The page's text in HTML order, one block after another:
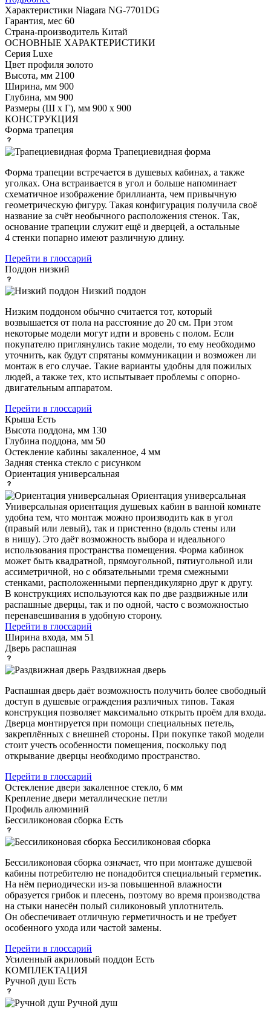
Характеристики Niagara NG-7701DG
Гарантия, мес 60
Страна-производитель Китай
ОСНОВНЫЕ ХАРАКТЕРИСТИКИ
Серия Luxe
Цвет профиля золото
Высота, мм 2100
Ширина, мм 900
Глубина, мм 900
Размеры (Ш х Г), мм 900 х 900
КОНСТРУКЦИЯ
Форма трапеция
Трапециевидная форма
Форма трапеции встречается в душевых кабинах, а также
уголках. Она встраивается в угол и больше напоминает
схематичное изображение бриллианта, чем привычную
геометрическую фигуру. Такая конфигурация получила своё
название за счёт необычного расположения стенок. Так,
основание трапеции служит ещё и дверцей, а остальные
4 стенки попарно имеют различную длину.
Перейти в глоссарий
Поддон низкий
Низкий поддон
Низким поддоном обычно считается тот, который
возвышается от пола на расстояние до 20 см. При этом
некоторые модели могут идти и вровень с полом. Если
покупателю приглянулись такие модели, то ему необходимо
уточнить, как будут спрятаны коммуникации и возможен ли
монтаж в его случае. Такие варианты удобны для пожилых
людей, а также тех, кто испытывает проблемы с опорно-
двигательным аппаратом.
Перейти в глоссарий
Крыша Есть
Высота поддона, мм 130
Глубина поддона, мм 50
Остекление кабины закаленное, 4 мм
Задняя стенка стекло с рисунком
Ориентация универсальная
Ориентация универсальная
Универсальная ориентация душевых кабин в ванной комнате
удобна тем, что монтаж можно производить как в угол
(правый или левый), так и пристенно (вдоль стены или
в нишу). Это даёт возможность выбора и идеального
использования пространства помещения. Форма кабинок
может быть квадратной, прямоугольной, пятиугольной или
ассиметричной, но с обязательными тремя смежными
стенками, расположенными перпендикулярно друг к другу.
В конструкциях используются как по две раздвижные или
распашные дверцы, так и по одной, часто с возможностью
перенавешивания в удобную сторону.
Перейти в глоссарий
Ширина входа, мм 51
Дверь распашная
Раздвижная дверь
Распашная дверь даёт возможность получить более свободный
доступ в душевые ограждения различных типов. Такая
конструкция позволяет максимально открыть проём для входа.
Дверца монтируется при помощи специальных петель,
закреплённых с внешней стороны. При покупке такой модели
стоит учесть особенности помещения, поскольку под
открывание дверцы необходимо пространство.
Перейти в глоссарий
Остекление двери закаленное стекло, 6 мм
Крепление двери металлические петли
Профиль алюминий
Бессиликоновая сборка Есть
Бессиликоновая сборка
Бессиликоновая сборка означает, что при монтаже душевой
кабины потребителю не понадобится специальный герметик.
На нём периодически из-за повышенной влажности
образуется грибок и плесень, поэтому во время производства
на стыки нанесён полый силиконовый уплотнитель.
Он обеспечивает отличную герметичность и не требует
особенного ухода или частой замены.
Перейти в глоссарий
Усиленный акриловый поддон Есть
КОМПЛЕКТАЦИЯ
Ручной душ Есть
Ручной душ